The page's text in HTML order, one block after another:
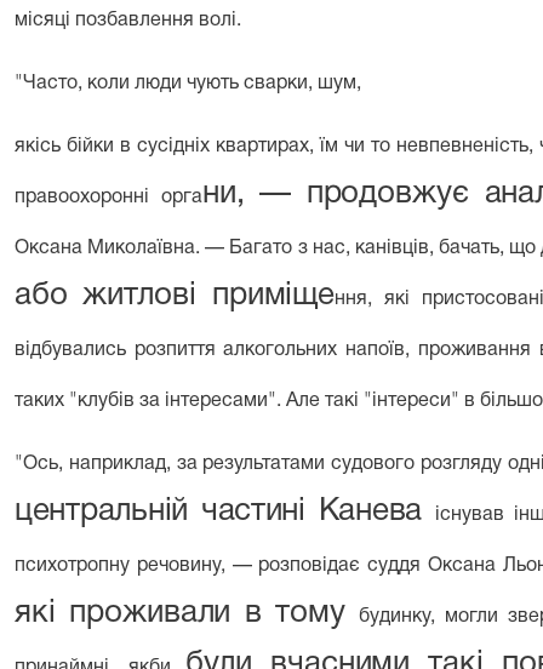
місяці позбавлення волі.
"Часто, коли люди чують сварки, шум,
якісь бійки в сусідніх квартирах, їм чи то
правоохоронні орга­ни, — продовжує
Оксана Миколаївна. — Багато з нас, канівців, бачать,
або житлові приміще­ння, які
відбувались розпиття алкогольних напоїв,
таких "клубів за інтересами". Але такі "інтереси" в
"Ось, наприклад, за результатами судо­вого розгляду
центральній частині Канева існував
психотропну речовину, — розповідає суддя Оксана
які проживали в тому будинку, могли